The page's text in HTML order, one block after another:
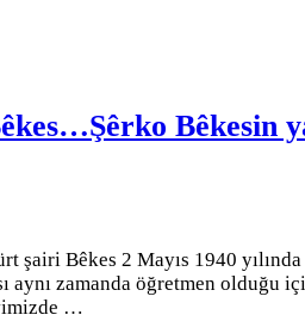
Bêkesin
şairi Bêkes 2 Mayıs 1940
aynı zamanda öğretmen olduğu
…